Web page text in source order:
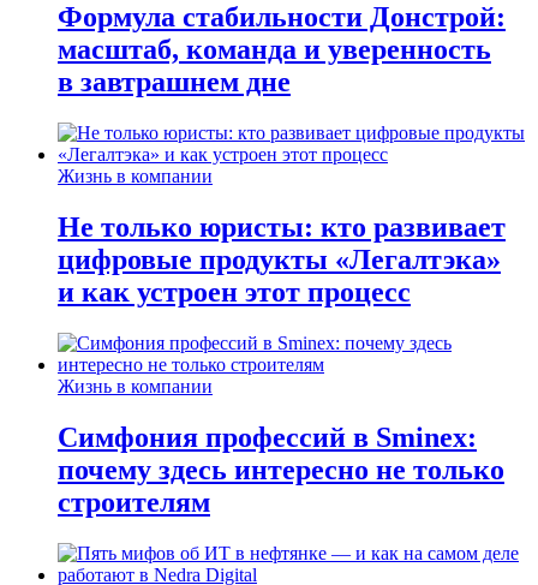
Формула стабильности Донстрой:
масштаб, команда и уверенность
в завтрашнем дне
Жизнь в компании
Не только юристы: кто развивает
цифровые продукты «Легалтэка»
и как устроен этот процесс
Жизнь в компании
Симфония профессий в Sminex:
почему здесь интересно не только
строителям